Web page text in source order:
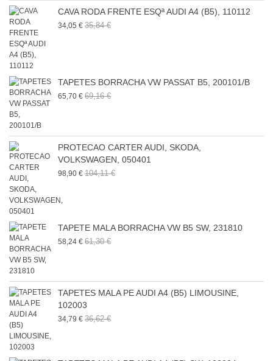
CAVA RODA FRENTE ESQª AUDI A4 (B5), 110112
34,05 € 35,84 €
TAPETES BORRACHA VW PASSAT B5, 200101/B
65,70 € 69,16 €
PROTECAO CARTER AUDI, SKODA,
VOLKSWAGEN, 050401
98,90 € 104,11 €
TAPETE MALA BORRACHA VW B5 SW, 231810
58,24 € 61,30 €
TAPETES MALA PE AUDI A4 (B5) LIMOUSINE,
102003
34,79 € 36,62 €